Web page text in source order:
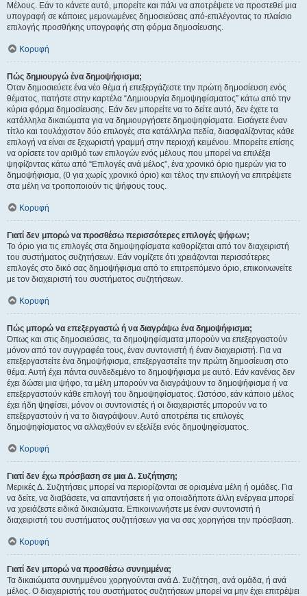
Μέλους. Εάν το κάνετε αυτό, μπορείτε και πάλι να αποτρέψετε να προστεθεί μια
υπογραφή σε κάποιες μεμονωμένες δημοσιεύσεις από-επιλέγοντας το πλαίσιο
επιλογής προσθήκης υπογραφής στη φόρμα δημοσίευσης.
Κορυφή
Πώς δημιουργώ ένα δημοψήφισμα;
Όταν δημοσιεύετε ένα νέο θέμα ή επεξεργάζεστε την πρώτη δημοσίευση ενός
θέματος, πατήστε στην καρτέλα “Δημιουργία δημοψηφίσματος” κάτω από την
κύρια φόρμα δημοσίευσης. Εάν δεν μπορείτε να το δείτε αυτό, δεν έχετε τα
κατάλληλα δικαιώματα για να δημιουργήσετε δημοψηφίσματα. Εισάγετε έναν
τίτλο και τουλάχιστον δύο επιλογές στα κατάλληλα πεδία, διασφαλίζοντας κάθε
επιλογή να είναι σε ξεχωριστή γραμμή στην περιοχή κειμένου. Μπορείτε επίσης
να ορίσετε τον αριθμό των επιλογών ενός μέλους που μπορεί να επιλέξει
ψηφίζοντας κάτω από “Επιλογές ανά μέλος”, ένα χρονικό όριο ημερών για το
δημοψήφισμα, (0 για χωρίς χρονικό όριο) και τέλος την επιλογή να επιτρέψετε
στα μέλη να τροποποιούν τις ψήφους τους.
Κορυφή
Γιατί δεν μπορώ να προσθέσω περισσότερες επιλογές ψήφων;
Το όριο για τις επιλογές στα δημοψηφίσματα καθορίζεται από τον διαχειριστή
του συστήματος συζητήσεων. Εάν νομίζετε ότι χρειάζονται περισσότερες
επιλογές στο δικό σας δημοψήφισμα από το επιτρεπόμενο όριο, επικοινωνείτε
με τον διαχειριστή του συστήματος συζητήσεων.
Κορυφή
Πώς μπορώ να επεξεργαστώ ή να διαγράψω ένα δημοψήφισμα;
Όπως και στις δημοσιεύσεις, τα δημοψηφίσματα μπορούν να επεξεργαστούν
μόνον από τον συγγραφέα τους, έναν συντονιστή ή έναν διαχειριστή. Για να
επεξεργαστείτε ένα δημοψήφισμα, επεξεργαστείτε την πρώτη δημοσίευση στο
θέμα. Αυτή έχει πάντα συνδεδεμένο το δημοψήφισμα με αυτό. Εάν κανένας δεν
έχει δώσει μια ψήφο, τα μέλη μπορούν να διαγράψουν το δημοψήφισμα ή να
επεξεργαστούν κάθε επιλογή του δημοψηφίσματος. Ωστόσο, εάν κάποιο μέλος
έχει ήδη ψηφίσει, μόνον οι συντονιστές ή οι διαχειριστές μπορούν να το
επεξεργαστούν ή να το διαγράψουν. Αυτό αποτρέπει τις επιλογές
δημοψηφίσματος να αλλαχθούν εν εξελίξει ενός δημοψηφίσματος.
Κορυφή
Γιατί δεν έχω πρόσβαση σε μια Δ. Συζήτηση;
Μερικές Δ. Συζητήσεις μπορεί να περιορίζονται σε ορισμένα μέλη ή ομάδες. Για
να δείτε, να διαβάσετε, να απαντήσετε ή για οποιαδήποτε άλλη ενέργεια μπορεί
να χρειάζεστε ειδικά δικαιώματα. Επικοινωνήστε με έναν συντονιστή ή
διαχειριστή του συστήματος συζητήσεων για να σας χορηγήσει την πρόσβαση.
Κορυφή
Γιατί δεν μπορώ να προσθέσω συνημμένα;
Τα δικαιώματα συνημμένου χορηγούνται ανά Δ. Συζήτηση, ανά ομάδα, ή ανά
μέλος. Ο διαχειριστής του συστήματος συζητήσεων μπορεί να μην έχει επιτρέψει